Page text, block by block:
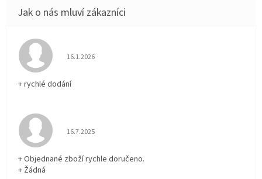
Hodnocení obchodu je 5 z 5 hvězdiček.
16.1.2026
+ rychlé dodání
Hodnocení obchodu je 5 z 5 hvězdiček.
16.7.2025
+ Objednané zboží rychle doručeno.
+ Žádná